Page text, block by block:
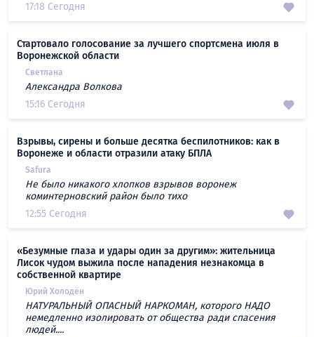
17:18 Сегодня
Стартовало голосование за лучшего спортсмена июля в
Воронежской области
Светлана
Александра Волкова
15:16 Сегодня
Взрывы, сирены и больше десятка беспилотников: как в
Воронеже и области отразили атаку БПЛА
Safura
Не было никакого хлопков взрывов воронеж
коминтерновский район было тихо
12:55 Сегодня
«Безумные глаза и удары один за другим»: жительница
Лисок чудом выжила после нападения незнакомца в
собственной квартире
Юрий Холодён
НАТУРАЛЬНЫЙ ОПАСНЫЙ НАРКОМАН, которого НАДО
немедленно изолировать от общества ради спасения
людей....